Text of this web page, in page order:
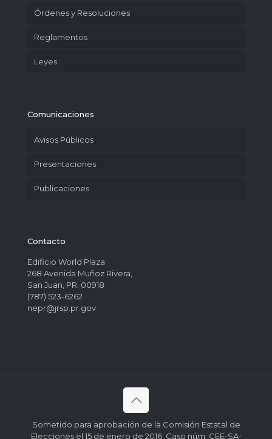
Órdenes y Resoluciones
Reglamentos
Leyes
Comunicaciones
Avisos Públicos
Presentaciones
Publicaciones
Contacto
Edificio World Plaza
268 Avenida Muñoz Rivera,
San Juan, PR. 00918
(787) 523-6262
nepr@jrsp.pr.gov
Sometido para aprobación de la Comisión Estatal de
Elecciones el 15 de enero de 2016. Caso núm: CEE-SA-